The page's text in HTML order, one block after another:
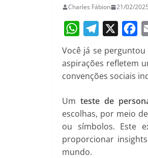
Charles Fábion 21/02/2025
h
a
s
A
p
p
e
l
g
r
a
m
a
c
b
o
o
a
l
Você já se
aspirações refletem
convenções sociais
Um teste de
escolhas, por meio
ou símbolos. Este
proporcionar
mundo.